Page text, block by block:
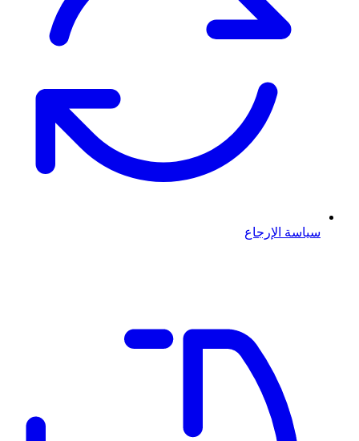
سياسة الإرجاع